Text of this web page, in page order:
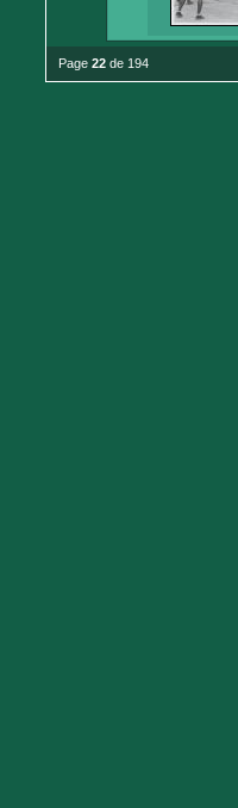
Page 22 de 194